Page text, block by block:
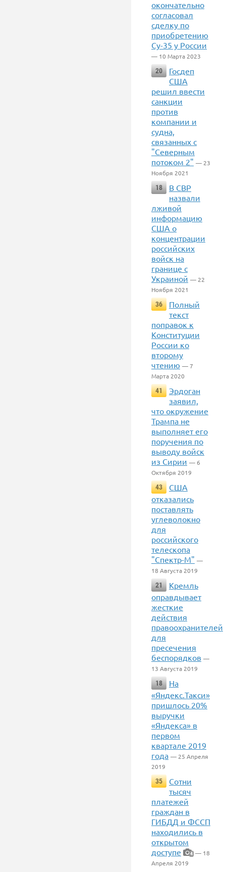
окончательно
согласовал
сделку по
приобретению
Су-35 у России
— 10 Марта 2023
20
Госдеп
США
решил ввести
санкции
против
компании и
судна,
связанных с
"Северным
потоком 2" — 23
Ноября 2021
18
В СВР
назвали
лживой
информацию
США о
концентрации
российских
войск на
границе с
Украиной — 22
Ноября 2021
36
Полный
текст
поправок к
Конституции
России ко
второму
чтению — 7
Марта 2020
41
Эрдоган
заявил,
что окружение
Трампа не
выполняет его
поручения по
выводу войск
из Сирии — 6
Октября 2019
43
США
отказались
поставлять
углеволокно
для
российского
телескопа
"Спектр-М" —
18 Августа 2019
21
Кремль
оправдывает
жесткие
действия
правоохранителей
для
пресечения
беспорядков —
13 Августа 2019
18
На
«Яндекс.Такси»
пришлось 20%
выручки
«Яндекса» в
первом
квартале 2019
года — 25 Апреля
2019
35
Сотни
тысяч
платежей
граждан в
ГИБДД и ФССП
находились в
открытом
доступе
4 — 18
Апреля 2019